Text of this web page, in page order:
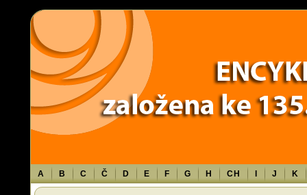
Warning: Use of undefined constant TXT - assumed 'TXT' (this will throw
content/themes/sablona/functions.php
A B C Č D E F G H CH J K